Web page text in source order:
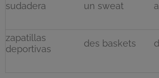
sudadera un sweat
zapatillas
deportivas
des baskets